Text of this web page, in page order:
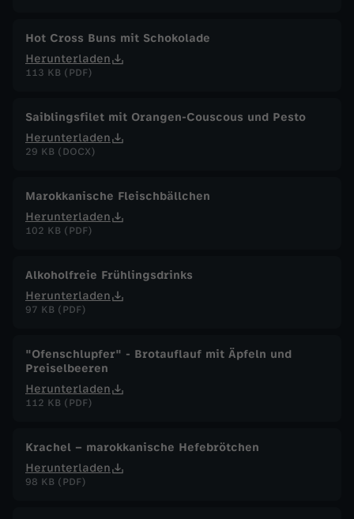
Hot Cross Buns mit Schokolade
Herunterladen
113 KB (PDF)
Saiblingsfilet mit Orangen-Couscous und Pesto
Herunterladen
29 KB (DOCX)
Marokkanische Fleischbällchen
Herunterladen
102 KB (PDF)
Alkoholfreie Frühlingsdrinks
Herunterladen
97 KB (PDF)
"Ofenschlupfer" - Brotauflauf mit Äpfeln und
Preiselbeeren
Herunterladen
112 KB (PDF)
Krachel – marokkanische Hefebrötchen
Herunterladen
98 KB (PDF)